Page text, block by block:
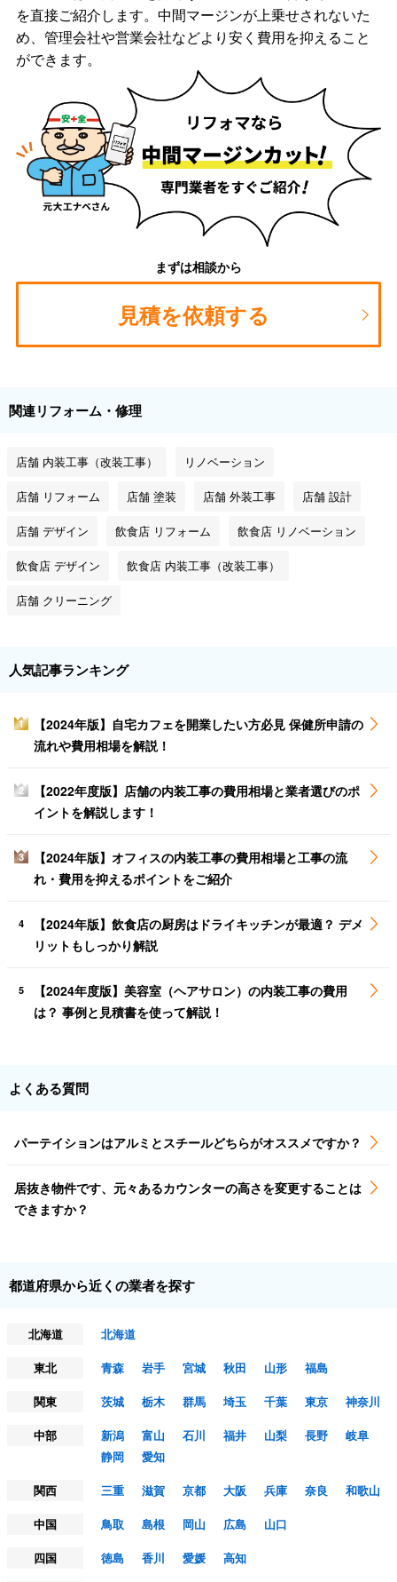
を直接ご紹介します。中間マージンが上乗せされないた
め、管理会社や営業会社などより安く費用を抑えること
ができます。
まずは相談から
見積を依頼する
関連リフォーム・修理
店舗 内装工事（改装工事） リノベーション
店舗 リフォーム 店舗 塗装 店舗 外装工事 店舗 設計
店舗 デザイン 飲食店 リフォーム 飲食店 リノベーション
飲食店 デザイン 飲食店 内装工事（改装工事）
店舗 クリーニング
人気記事ランキング
1
【2024年版】自宅カフェを開業したい方必見 保健所申請の
流れや費用相場を解説！
2
【2022年度版】店舗の内装工事の費用相場と業者選びのポ
イントを解説します！
3
【2024年版】オフィスの内装工事の費用相場と工事の流
れ・費用を抑えるポイントをご紹介
4
【2024年版】飲食店の厨房はドライキッチンが最適？ デメ
リットもしっかり解説
5
【2024年度版】美容室（ヘアサロン）の内装工事の費用
は？ 事例と見積書を使って解説！
よくある質問
パーテイションはアルミとスチールどちらがオススメですか？
居抜き物件です、元々あるカウンターの高さを変更することは
できますか？
都道府県から近くの業者を探す
北海道
北海道
東北
青森 岩手 宮城 秋田 山形
福島
関東
茨城 栃木 群馬 埼玉 千葉 東京
神奈川
中部
新潟 富山 石川 福井 山梨 長野
岐阜
静岡
愛知
関西
三重 滋賀 京都 大阪 兵庫 奈良
和歌山
中国
鳥取 島根 岡山 広島
山口
四国
徳島 香川 愛媛
高知